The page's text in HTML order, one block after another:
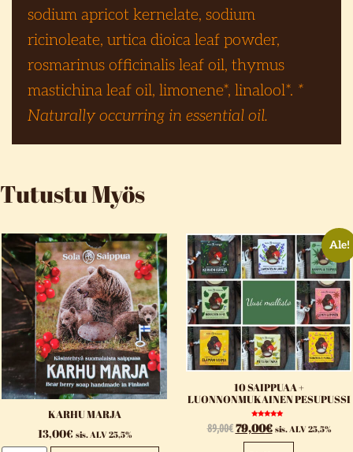
sodium apricot kernelate, sodium
ricinoleate, urtica dioica leaf powder,
rosmarinus officinalis leaf oil, thymus
mastichina leaf oil, limonene*, linalool*. *
Naturally occurring in essential oil.
Tutustu Myös
KARHU MARJA
13,00€ sis. ALV 25,5%
Ale!
10 SAIPPUAA +
LUONNONMUKAINEN PESUPUSSI
Arvostelu
tuotteesta:
5.00
/ 5
89,00€79,00€ sis. ALV 25,5%